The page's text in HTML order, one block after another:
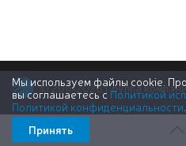
© 2011-2026 Группа
Мы используем файлы cookie.
вы соглашаетесь с Политикой
Политикой конфиденциальности
Принять